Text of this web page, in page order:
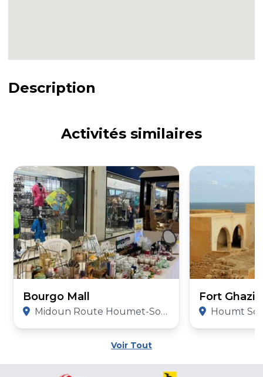
Description
Activités similaires
Bourgo Mall
Midoun Route Houmet-Souk Km2 Djerba, Tunisia Djerba, 4162, Tunisia
Fort Ghazi
Houmt Souk,
Voir Tout